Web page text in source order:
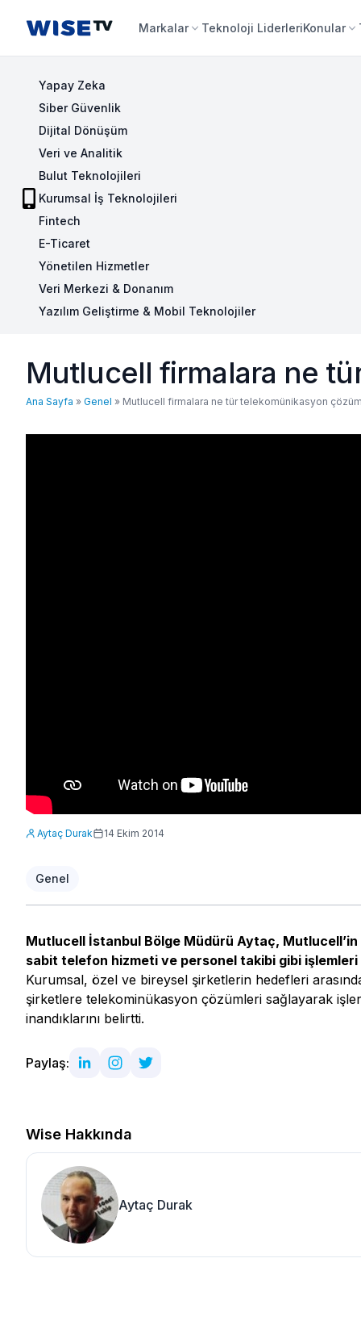
Wise TV Markalar Teknoloji LiderleriKonular
Yapay Zeka
Siber Güvenlik
Dijital Dönüşüm
Veri ve Analitik
Bulut Teknolojileri
Kurumsal İş Teknolojileri
Fintech
E-Ticaret
Yönetilen Hizmetler
Veri Merkezi & Donanım
Yazılım Geliştirme & Mobil Teknolojiler
Mutlucell firmalara ne
Ana Sayfa » Genel » Mutlucell firmalara ne tür telekomünikasyon
Aytaç Durak 14 Ekim 2014
Genel
Mutlucell İstanbul Bölge Müdürü Aytaç,
sabit telefon hizmeti ve personel takibi gibi
Kurumsal, özel ve bireysel şirketlerin hedefleri
şirketlere telekominükasyon çözümleri sağlayarak
inandıklarını belirtti.
Paylaş:
Wise Hakkında
Aytaç Durak